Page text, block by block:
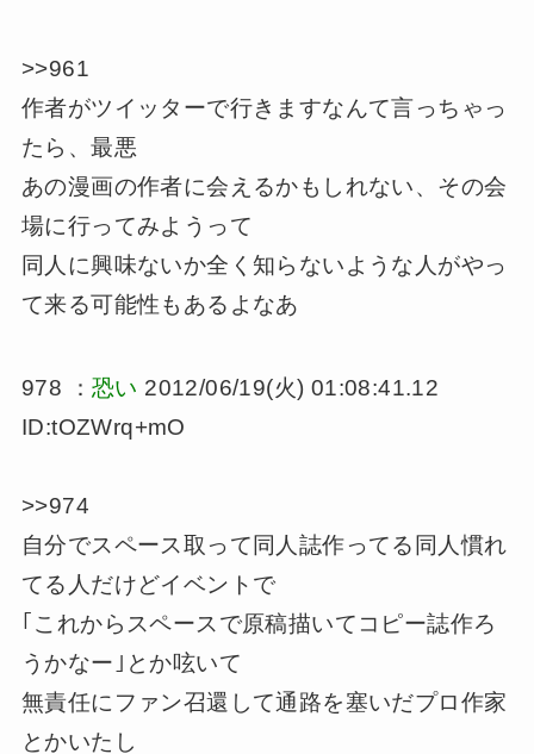
>>961
作者がツイッターで行きますなんて言っちゃっ
たら、最悪
あの漫画の作者に会えるかもしれない、その会
場に行ってみようって
同人に興味ないか全く知らないような人がやっ
て来る可能性もあるよなあ
978 ： 恐い 2012/06/19(火) 01:08:41.12
ID:tOZWrq+mO
>>974
自分でスペース取って同人誌作ってる同人慣れ
てる人だけどイベントで
｢これからスペースで原稿描いてコピー誌作ろ
うかなー｣とか呟いて
無責任にファン召還して通路を塞いだプロ作家
とかいたし